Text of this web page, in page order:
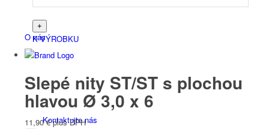
O nás
Kontaktujte nás
K VÝROBKU
Slepé nity ST/ST s plochou
hlavou Ø 3,0 x 6
11,90€ plus DPH